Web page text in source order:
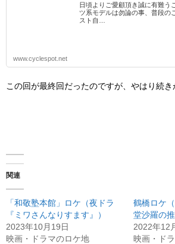
日頃よりご愛顧頂き誠に有難う
ツ系モデルは勿論の事、普段の
スト自…
www.cyclespot.net
この回が最終回だったのですが、やはり続き
関連
「和敬塾本館」ロケ（夜ドラ
『ミワさんなりすます』）
2023年10月19日
映画・ドラマのロケ地
鶴橋ロケ
堂沙羅の推
2022年12
映画・ド